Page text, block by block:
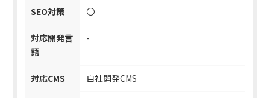
SEO対策 〇
対応開発言
語
-
対応CMS 自社開発CMS